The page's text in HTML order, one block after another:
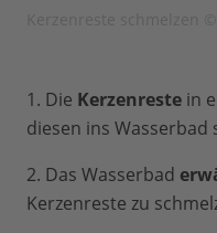
1. Die Kerzenreste in
diesen ins Wasserbad
2. Das Wasserbad
Kerzenreste zu